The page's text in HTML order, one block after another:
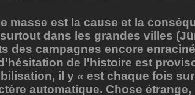
masse est la cause et la
dans les grandes villes
des campagnes encore
de l'histoire est
il y « est chaque fois
automatique. Chose